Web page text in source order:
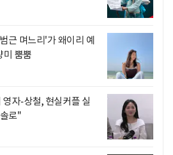
근 며느리'가 왜이리 예
미 뿜뿜
자-상철, 현실커플 실
로"